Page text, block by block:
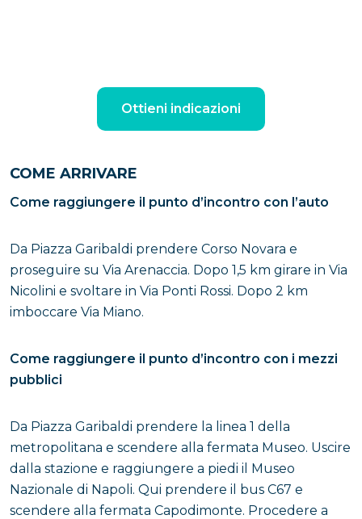
Ottieni indicazioni
COME ARRIVARE
Come raggiungere il punto d’incontro con l’auto
Da Piazza Garibaldi prendere Corso Novara e
proseguire su Via Arenaccia. Dopo 1,5 km girare in Via
Nicolini e svoltare in Via Ponti Rossi. Dopo 2 km
imboccare Via Miano.
Come raggiungere il punto d’incontro con i mezzi
pubblici
Da Piazza Garibaldi prendere la linea 1 della
metropolitana e scendere alla fermata Museo. Uscire
dalla stazione e raggiungere a piedi il Museo
Nazionale di Napoli. Qui prendere il bus C67 e
scendere alla fermata Capodimonte. Procedere a